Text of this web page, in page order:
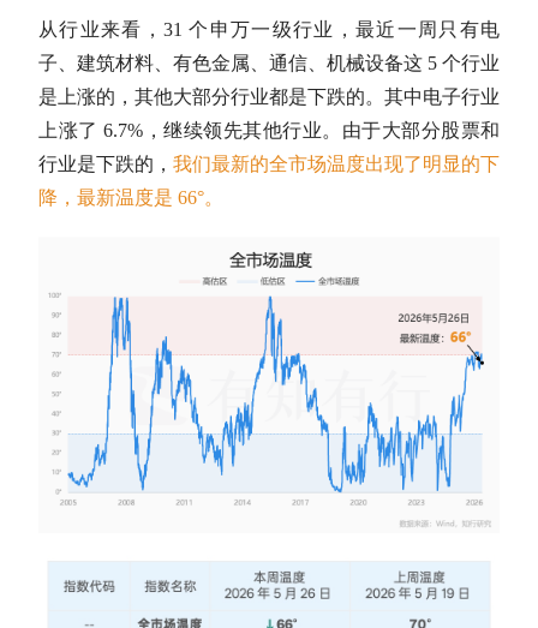
从行业来看，31 个申万一级行业，最近一周只有电
子、建筑材料、有色金属、通信、机械设备这 5 个行业
是上涨的，其他大部分行业都是下跌的。其中电子行业
上涨了 6.7%，继续领先其他行业。由于大部分股票和
行业是下跌的， 我们最新的全市场温度出现了明显的下
降，最新温度是 66°。